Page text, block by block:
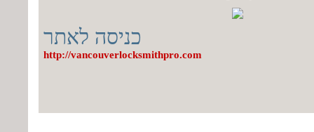
כניסה לאתר
http://vancouverlocksmithpro.com